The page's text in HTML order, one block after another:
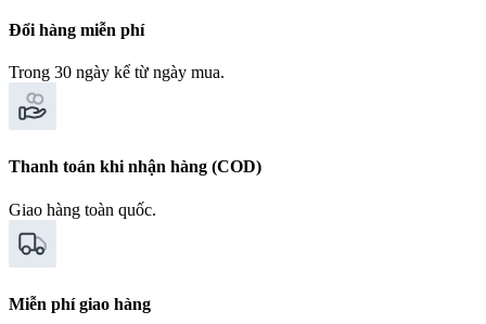
Đổi hàng miễn phí
Trong 30 ngày kể từ ngày mua.
Thanh toán khi nhận hàng (COD)
Giao hàng toàn quốc.
Miễn phí giao hàng